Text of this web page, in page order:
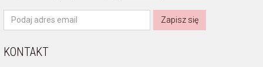
Zapisz się
KONTAKT